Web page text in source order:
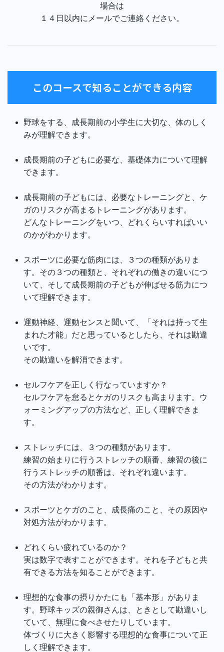
場合は
１４日以内にメールでご連絡ください。
このコースで知ることができる内容
野球をする、成長期前の小学生に大切な、体のしく
みが理解できます。
成長期前の子どもに必要な、基礎体力について理解
できます。
成長期前の子どもには、必要なトレーニングと、ケ
ガのリスクが高まるトレーニングがあります。
どんなトレーニングをいつ、どれくらいすればいい
のかがわかります。
スポーツに必要な筋肉には、３つの種類がありま
す。その３つの種類と、それぞれの働きの違いにつ
いて、そして成長期前の子どもが伸ばせる筋力につ
いて理解できます。
運動神経、運動センスと聞いて、「それは持って生
まれた才能」だと思っているとしたら、それは勘違
いです。
その勘違いを解消できます。
セルフケアを正しく行なっていますか？
セルフケアを怠るとケガのリスクも高まります。ウ
ォーミングアップの方法など、正しく理解できま
す。
ストレッチには、３つの種類があります。
練習の始まりに行うストレッチの順番、練習の後に
行うストレッチの順番は、それぞれ違います。
その方法がわかります。
スポーツとケガのこと、成長痛のこと、その原因や
対処方法がわかります。
どれくらい疲れているのか？
実は数字で表すことができます。それを子どもと共
有できる方法を知ることができます。
理想的な食事の摂りかたにも「基本形」がありま
す。野球キッズの親御さんは、ときとして勘違いし
ていて、無理に食べさせたりしています。
体づくりに大きく影響する理想的な食事について正
しく理解できます。